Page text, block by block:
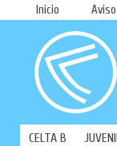
Inicio
CELTA B